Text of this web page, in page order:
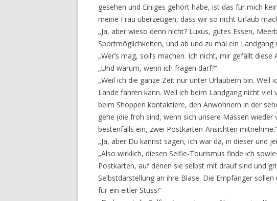
gesehen und Einiges gehört habe, ist das für mich
meine Frau überzeugen, dass wir so nicht Urlaub
„Ja, aber wieso denn nicht? Luxus, gutes Essen,
Sportmöglichkeiten, und ab und zu mal ein
„Wer’s mag, soll’s machen. Ich nicht, mir gefällt diese
„Und warum, wenn ich fragen darf?“
„Weil ich die ganze Zeit nur unter Urlaubern bin. Weil
Lande fahren kann. Weil ich beim Landgang nicht
beim Shoppen kontaktiere, den Anwohnern in der
gehe (die froh sind, wenn sich unsere Massen
bestenfalls ein, zwei Postkarten-Ansichten mitnehme.“
„Ja, aber Du kannst sagen, ich war da, in dieser und
„Also wirklich, diesen Selfie-Tourismus finde ich
Postkarten, auf denen sie selbst mit drauf sind und
Selbstdarstellung an ihre Blase. Die Empfänger
für ein eitler Stuss!“